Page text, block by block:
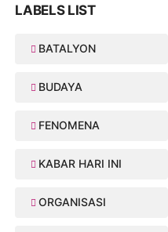
LABELS LIST
BATALYON
BUDAYA
FENOMENA
KABAR HARI INI
ORGANISASI